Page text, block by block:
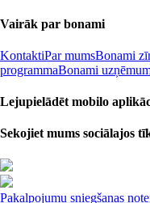
Vairāk par bonami
KontaktiPar mumsBonami
programmaBonami
Lejupielādēt mobilo
Sekojiet mums sociālajos
Pakalpojumu sniegšanas